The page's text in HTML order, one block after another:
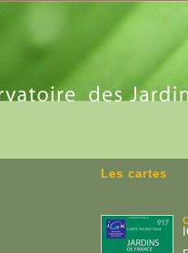
Les cartes